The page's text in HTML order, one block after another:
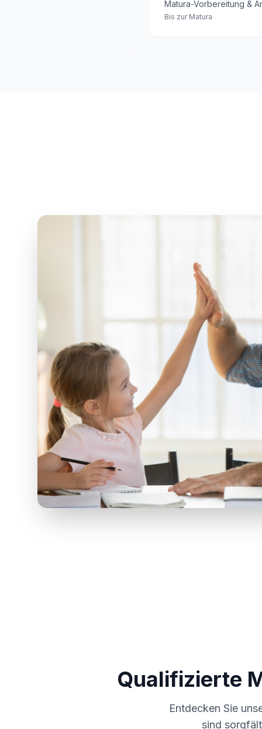
Matura-Vorbereitung &
Bis zur Matura
Qualifizierte
Entdecken Sie
sind